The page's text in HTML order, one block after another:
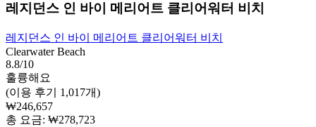
레지던스 인 바이 메리어트 클리어워터 비치
레지던스 인 바이 메리어트 클리어워터 비치
Clearwater Beach
8.8/10
훌륭해요
(이용 후기 1,017개)
₩246,657
총 요금: ₩278,723